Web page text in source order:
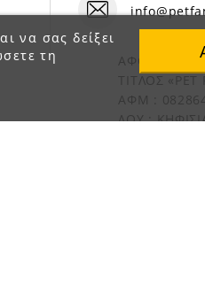
να σας δείξει
τη
ΑΦΟΙ
ΤΙΤΛΟΣ «PET
ΑΦΜ :
ΔΟΥ :